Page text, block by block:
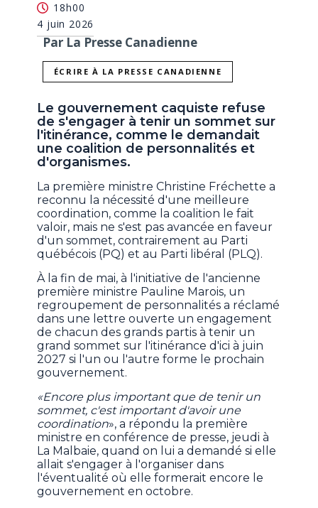
18h00
4 juin 2026
Par La Presse Canadienne
ÉCRIRE À LA PRESSE CANADIENNE
Le gouvernement caquiste refuse
de s'engager à tenir un sommet sur
l'itinérance, comme le demandait
une coalition de personnalités et
d'organismes.
La première ministre Christine Fréchette a
reconnu la nécessité d'une meilleure
coordination, comme la coalition le fait
valoir, mais ne s'est pas avancée en faveur
d'un sommet, contrairement au Parti
québécois (PQ) et au Parti libéral (PLQ).
À la fin de mai, à l'initiative de l'ancienne
première ministre Pauline Marois, un
regroupement de personnalités a réclamé
dans une lettre ouverte un engagement
de chacun des grands partis à tenir un
grand sommet sur l'itinérance d'ici à juin
2027 si l'un ou l'autre forme le prochain
gouvernement.
«Encore plus important que de tenir un
sommet, c'est important d'avoir une
coordination», a répondu la première
ministre en conférence de presse, jeudi à
La Malbaie, quand on lui a demandé si elle
allait s'engager à l'organiser dans
l'éventualité où elle formerait encore le
gouvernement en octobre.